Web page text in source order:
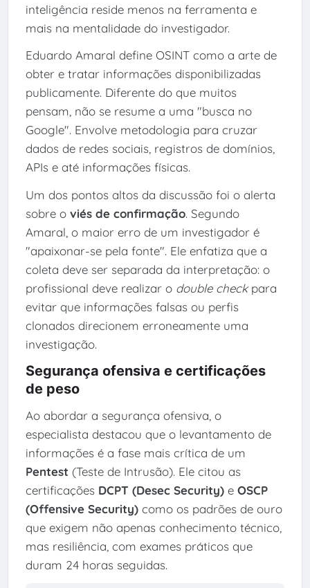
inteligência reside menos na ferramenta e
mais na mentalidade do investigador.
Eduardo Amaral define OSINT como a arte de
obter e tratar informações disponibilizadas
publicamente. Diferente do que muitos
pensam, não se resume a uma "busca no
Google". Envolve metodologia para cruzar
dados de redes sociais, registros de domínios,
APIs e até informações físicas.
Um dos pontos altos da discussão foi o alerta
sobre o viés de confirmação. Segundo
Amaral, o maior erro de um investigador é
"apaixonar-se pela fonte". Ele enfatiza que a
coleta deve ser separada da interpretação: o
profissional deve realizar o double checkpara
evitar que informações falsas ou perfis
clonados direcionem erroneamente uma
investigação.
Segurança ofensiva e certificações
de peso
Ao abordar a segurança ofensiva, o
especialista destacou que o levantamento de
informações é a fase mais crítica de um
Pentest (Teste de Intrusão). Ele citou as
certificações DCPT (Desec Security)e OSCP
(Offensive Security)como os padrões de ouro
que exigem não apenas conhecimento técnico,
mas resiliência, com exames práticos que
duram 24 horas seguidas.